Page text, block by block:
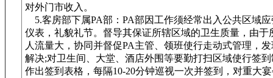
对外门市收入。
5.客房部下属PA部：PA部因工作须经常出入公共区域
仪表，礼貌礼节。督导其保证所辖区域的卫生质量，由于
人流量大，协同并督促PA主管、领班使行走动式管理，
解决;对卫生间、大堂、酒店外围等要勤打扫区域使行签
作出签到表格，每隔10-20分钟巡视一次并签到，对重大